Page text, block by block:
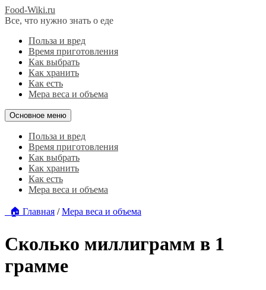
Food-Wiki.ru
Все, что нужно знать о еде
Польза и вред
Время приготовления
Как выбрать
Как хранить
Как есть
Мера веса и объема
Основное меню
Польза и вред
Время приготовления
Как выбрать
Как хранить
Как есть
Мера веса и объема
🏠 Главная /Мера веса и объема
Сколько миллиграмм в 1
грамме